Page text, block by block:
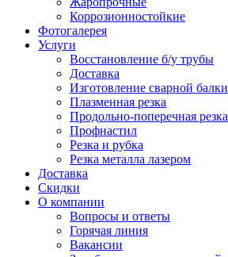
Коррозионностойкие
Фотогалерея
Услуги
Восстановление б/у трубы
Доставка
Изготовление сварной балки
Плазменная резка
Продольно-поперечная резка
Профнастил
Резка и рубка
Резка металла лазером
Доставка
Скидки
О компании
Вопросы и ответы
Горячая линия
Вакансии